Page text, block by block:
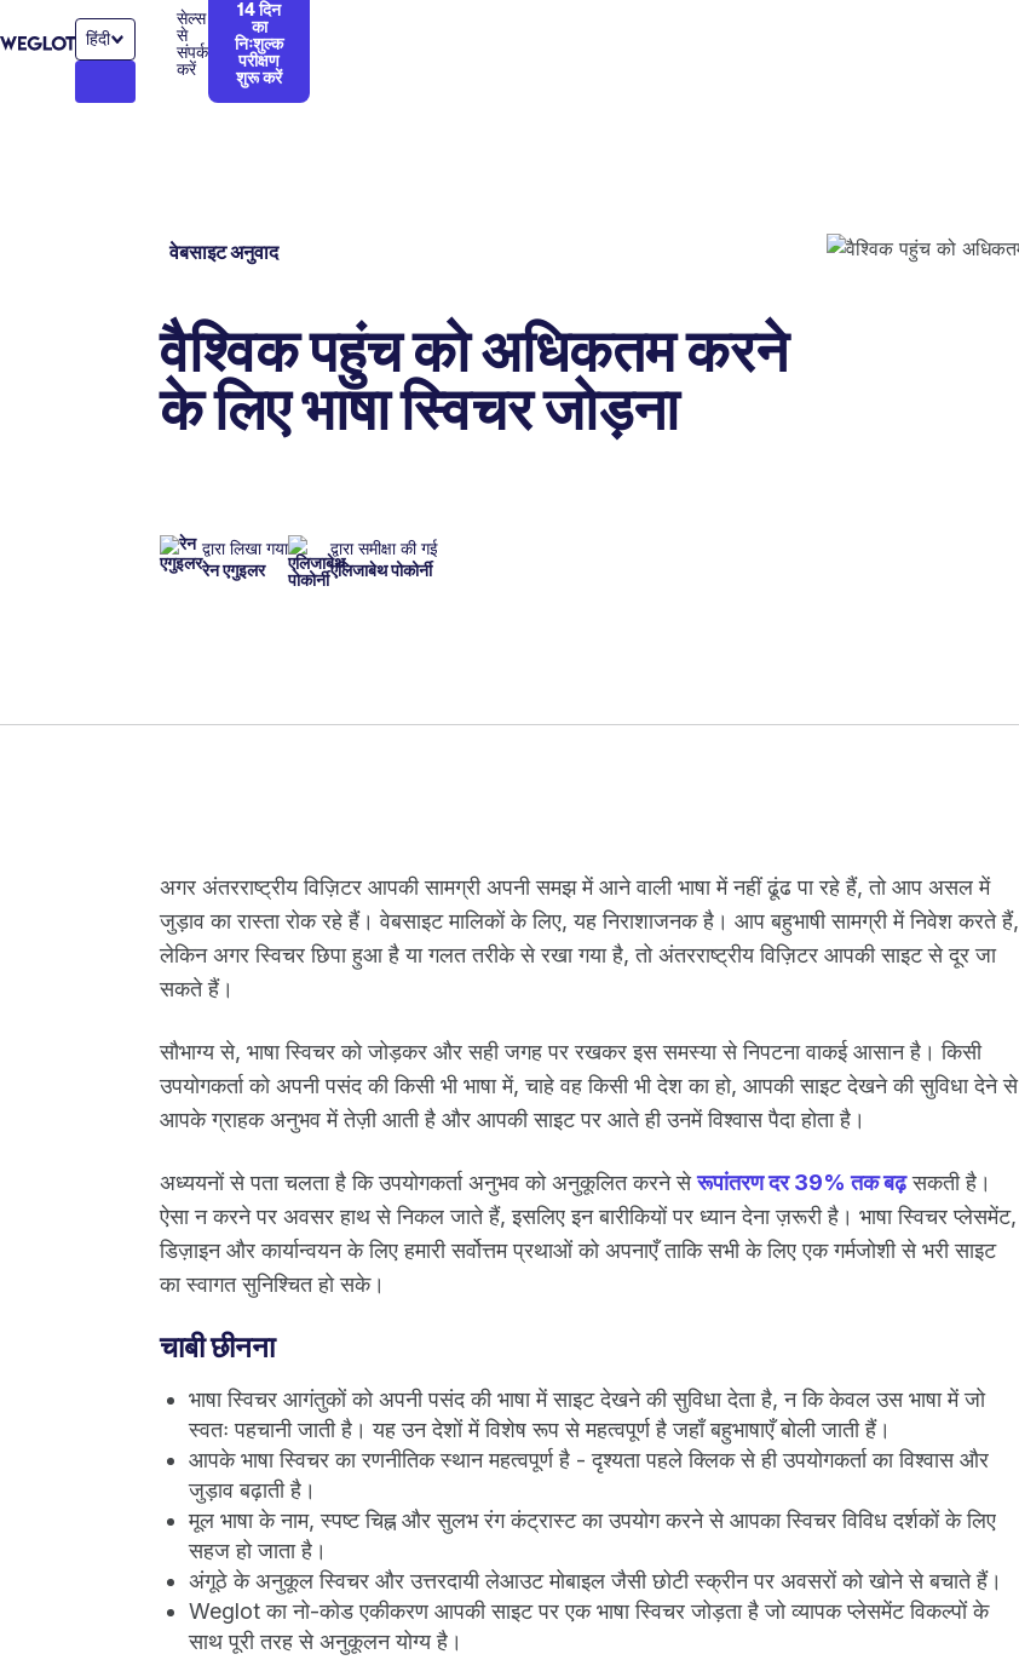
हिंदी
सेल्स
से
संपर्क
करें
14 दिन
का
निःशुल्क
परीक्षण
शुरू करें
वेबसाइट अनुवाद
वैश्विक पहुंच को अधिकतम करने
के लिए भाषा स्विचर जोड़ना
द्वारा लिखा गया
रेन एगुइलर
द्वारा समीक्षा की गई
एलिजाबेथ पोकोर्नी
अगर अंतरराष्ट्रीय विज़िटर आपकी सामग्री अपनी समझ में आने वाली भाषा में नहीं ढूंढ पा रहे हैं, तो आप असल में
जुड़ाव का रास्ता रोक रहे हैं। वेबसाइट मालिकों के लिए, यह निराशाजनक है। आप बहुभाषी सामग्री में निवेश करते हैं,
लेकिन अगर स्विचर छिपा हुआ है या गलत तरीके से रखा गया है, तो अंतरराष्ट्रीय विज़िटर आपकी साइट से दूर जा
सकते हैं।
सौभाग्य से, भाषा स्विचर को जोड़कर और सही जगह पर रखकर इस समस्या से निपटना वाकई आसान है। किसी
उपयोगकर्ता को अपनी पसंद की किसी भी भाषा में, चाहे वह किसी भी देश का हो, आपकी साइट देखने की सुविधा देने से
आपके ग्राहक अनुभव में तेज़ी आती है और आपकी साइट पर आते ही उनमें विश्वास पैदा होता है।
अध्ययनों से पता चलता है कि उपयोगकर्ता अनुभव को अनुकूलित करने सेरूपांतरण दर 39% तक बढ़सकती है।
ऐसा न करने पर अवसर हाथ से निकल जाते हैं, इसलिए इन बारीकियों पर ध्यान देना ज़रूरी है। भाषा स्विचर प्लेसमेंट,
डिज़ाइन और कार्यान्वयन के लिए हमारी सर्वोत्तम प्रथाओं को अपनाएँ ताकि सभी के लिए एक गर्मजोशी से भरी साइट
का स्वागत सुनिश्चित हो सके।
चाबी छीनना
भाषा स्विचर आगंतुकों को अपनी पसंद की भाषा में साइट देखने की सुविधा देता है, न कि केवल उस भाषा में जो
स्वतः पहचानी जाती है। यह उन देशों में विशेष रूप से महत्वपूर्ण है जहाँ बहुभाषाएँ बोली जाती हैं।
आपके भाषा स्विचर का रणनीतिक स्थान महत्वपूर्ण है - दृश्यता पहले क्लिक से ही उपयोगकर्ता का विश्वास और
जुड़ाव बढ़ाती है।
मूल भाषा के नाम, स्पष्ट चिह्न और सुलभ रंग कंट्रास्ट का उपयोग करने से आपका स्विचर विविध दर्शकों के लिए
सहज हो जाता है।
अंगूठे के अनुकूल स्विचर और उत्तरदायी लेआउट मोबाइल जैसी छोटी स्क्रीन पर अवसरों को खोने से बचाते हैं।
Weglot का नो-कोड एकीकरण आपकी साइट पर एक भाषा स्विचर जोड़ता है जो व्यापक प्लेसमेंट विकल्पों के
साथ पूरी तरह से अनुकूलन योग्य है।